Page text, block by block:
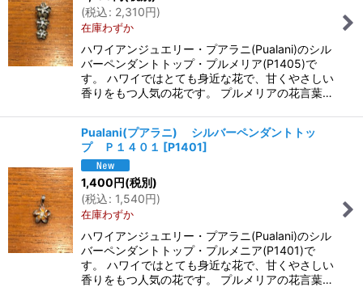
(税込: 2,310円)
在庫わずか
ハワイアンジュエリー・プアラニ(Pualani)のシル
バーペンダントトップ・プルメリア(P1405)で
す。 ハワイではとても身近な花で、甘くやさしい
香りをもつ人気の花です。 プルメリアの花言葉…
Pualani(プアラニ) シルバーペンダントトッ
プ Ｐ１４０１ [P1401]
1,400円(税別)
(税込: 1,540円)
在庫わずか
ハワイアンジュエリー・プアラニ(Pualani)のシル
バーペンダントトップ・プルメニア(P1401)で
す。 ハワイではとても身近な花で、甘くやさしい
香りをもつ人気の花です。 プルメリアの花言葉…